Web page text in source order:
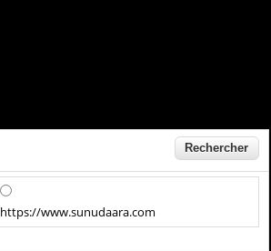
https://www.sunudaara.com